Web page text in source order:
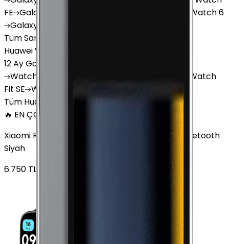
FE Galaxy
Watch 6
Galaxy
Tüm Samsung Watch'lar
Huawei Watch
12 Ay Garanti
Watch
Watch
Fit SE Watch
Tüm Huawei Watch'lar
🔥 EN ÇOK SATAN
Xiaomi Redmi Watch 3 Active Plastik 47mm Bluetooth
Siyah
6.750 TL'den